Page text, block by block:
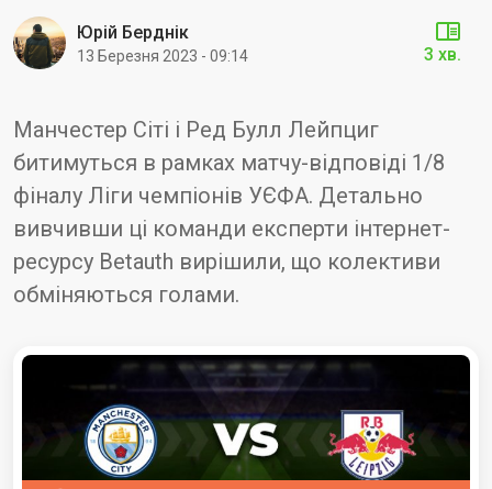
Манчестер Сіті і Ред Булл Лейпциг
битимуться в рамках матчу-відповіді 1/8
фіналу Ліги чемпіонів УЄФА. Детально
вивчивши ці команди експерти інтернет-
ресурсу Betauth вирішили, що колективи
обміняються голами.
Юрій Берднік
13 Березня 2023 - 09:14 3 хв.